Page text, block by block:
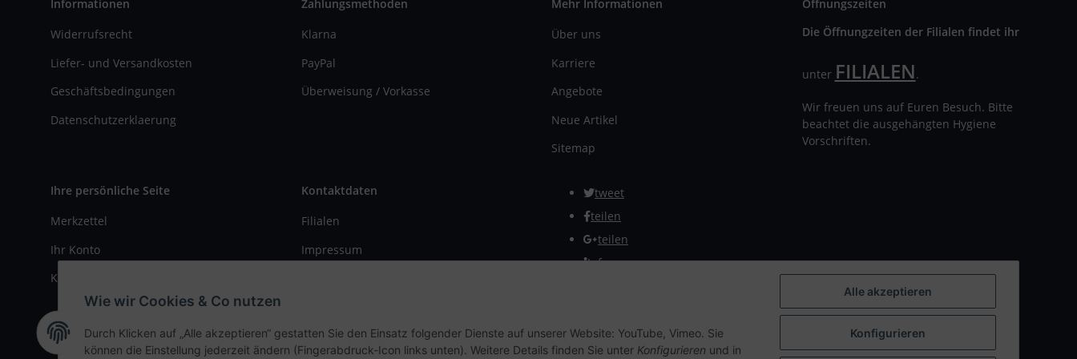
Informationen
Widerrufsrecht
Liefer- und Versandkosten
Geschäftsbedingungen
Datenschutzerklaerung
Zahlungsmethoden
Klarna
PayPal
Überweisung / Vorkasse
Mehr Informationen
Über uns
Karriere
Angebote
Neue Artikel
Sitemap
Öffnungszeiten
Die Öffnungzeiten der Filialen findet ihr
unter FILIALEN.
Wir freuen uns auf Euren Besuch. Bitte
beachtet die ausgehängten Hygiene
Vorschriften.
Ihre persönliche Seite
Merkzettel
Ihr Konto
Kasse
Kontaktdaten
Filialen
Impressum
tweet
teilen
teilen
Info
Vertrag widerrufen
Wie wir Cookies & Co nutzen
Durch Klicken auf „Alle akzeptieren“ gestatten Sie den Einsatz folgender Dienste auf unserer Website: YouTube, Vimeo. Sie
können die Einstellung jederzeit ändern (Fingerabdruck-Icon links unten). Weitere Details finden Sie unter Konfigurieren und in
Alle akzeptieren
Konfigurieren